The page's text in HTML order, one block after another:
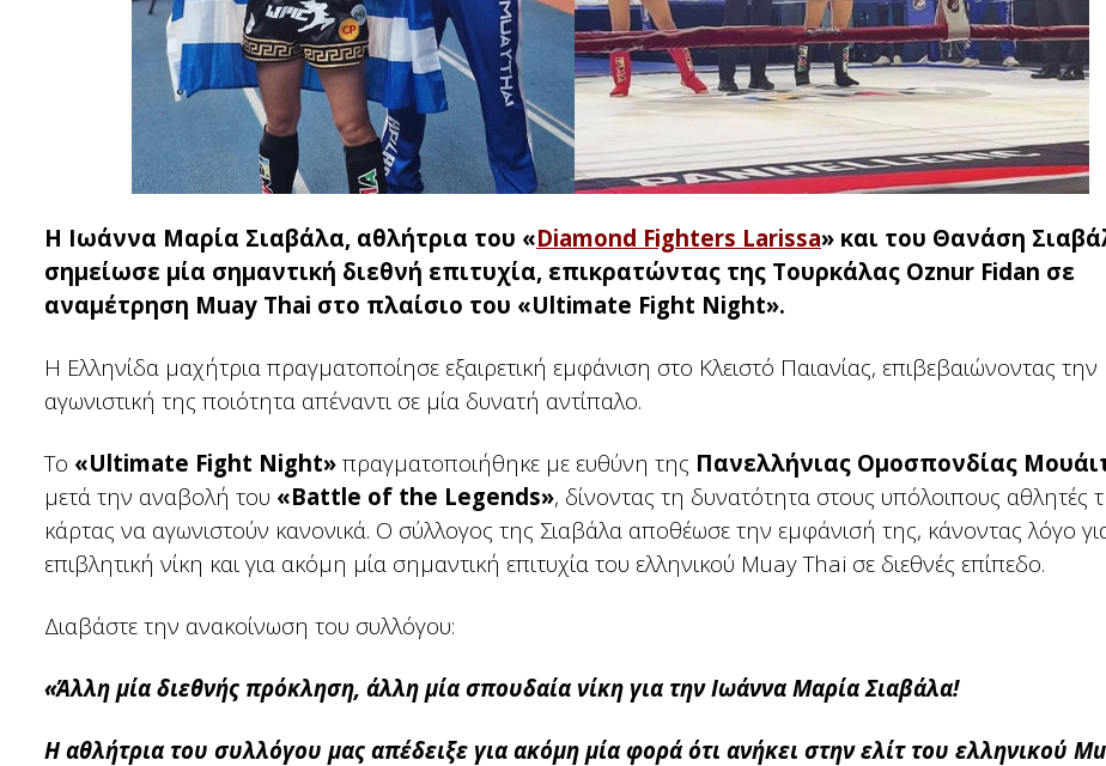
Η Ιωάννα Μαρία Σιαβάλα, αθλήτρια του «Diamond Fighters Larissa» και του Θανάση
σημείωσε μία σημαντική διεθνή επιτυχία, επικρατώντας της Τουρκάλας Oznur Fidan σε
αναμέτρηση Muay Thai στο πλαίσιο του «Ultimate Fight Night».
Η Ελληνίδα μαχήτρια πραγματοποίησε εξαιρετική εμφάνιση στο Κλειστό Παιανίας, επιβεβαιώνοντας την
αγωνιστική της ποιότητα απέναντι σε μία δυνατή αντίπαλο.
Το «Ultimate Fight Night» πραγματοποιήθηκε με ευθύνη της Πανελλήνιας Ομοσπονδίας
μετά την αναβολή του «Battle of the Legends», δίνοντας τη δυνατότητα στους υπόλοιπους αθλητές
κάρτας να αγωνιστούν κανονικά. Ο σύλλογος της Σιαβάλα αποθέωσε την εμφάνισή της, κάνοντας λόγο
επιβλητική νίκη και για ακόμη μία σημαντική επιτυχία του ελληνικού Muay Thai σε διεθνές επίπεδο.
Διαβάστε την ανακοίνωση του συλλόγου:
«Άλλη μία διεθνής πρόκληση, άλλη μία σπουδαία νίκη για την Ιωάννα Μαρία Σιαβάλα!
Η αθλήτρια του συλλόγου μας απέδειξε για ακόμη μία φορά ότι ανήκει στην ελίτ του ελληνικού